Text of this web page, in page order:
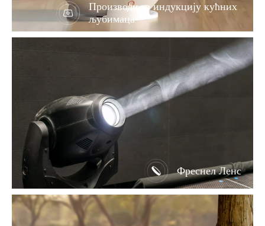
Производи за индукцију кућних
љубимаца
Фреснел Ленс